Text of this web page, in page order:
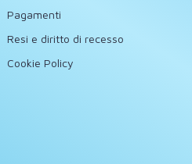
Pagamenti
Resi e diritto di recesso
Cookie Policy